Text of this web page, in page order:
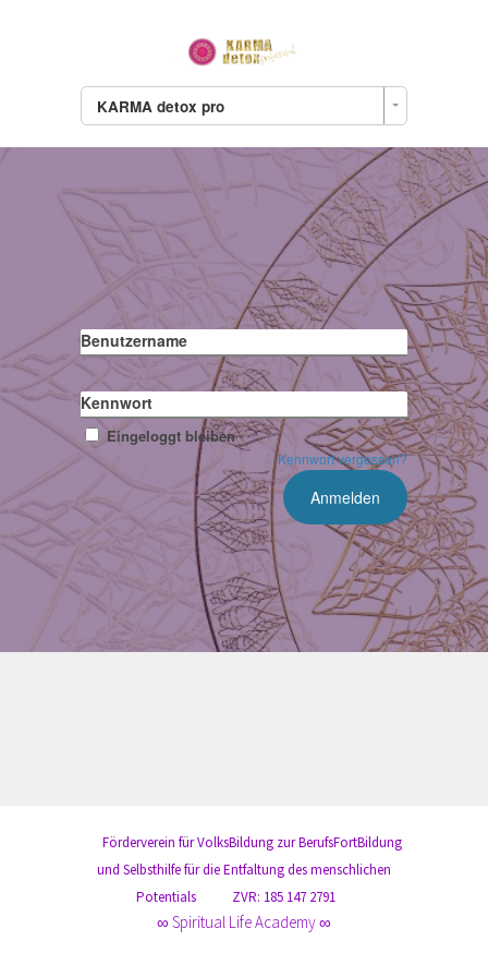
KARMA detox pro
Benutzername
Kennwort
Eingeloggt bleiben
Kennwort vergessen?
Förderverein für VolksBildung zur BerufsFortBildung
und Selbsthilfe für die Entfaltung des menschlichen
Potentials
ZVR: 185 147 2791
∞ Spiritual Life Academy ∞